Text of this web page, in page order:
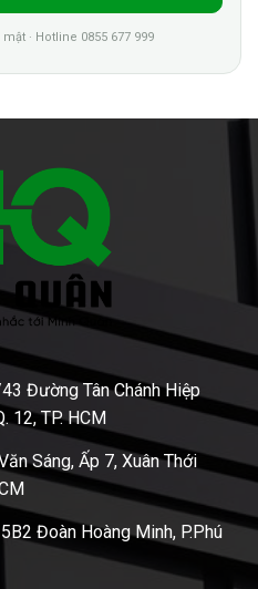
· Hotline 0855 677 999
Đường Tân Chánh Hiệp
12, TP. HCM
Sáng, Ấp 7, Xuân Thới
Đoàn Hoàng Minh, P.Phú